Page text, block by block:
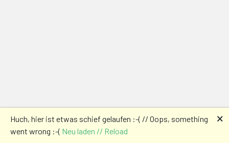
Huch, hier ist etwas schief gelaufen :-( // Oops, something
went wrong :-( Neu laden // Reload
🗙